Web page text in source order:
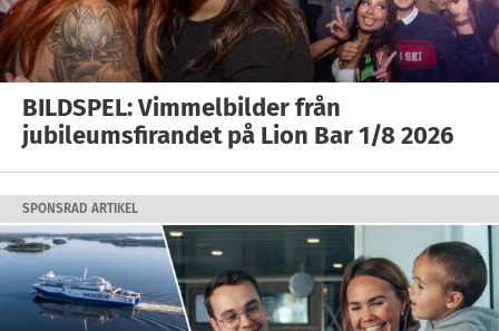
BILDSPEL: Vimmelbilder från
jubileumsfirandet på Lion Bar 1/8 2026
SPONSRAD ARTIKEL